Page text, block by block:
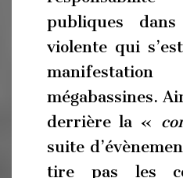
publiques
violente qui
mégabassines.
derrière la «
suite
tire pas les